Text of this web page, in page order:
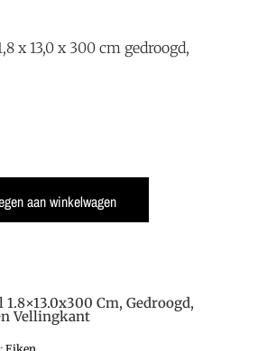
x 13,0 x 300 cm gedroogd,
aan winkelwagen
Cm, Gedroogd,
Vellingkant